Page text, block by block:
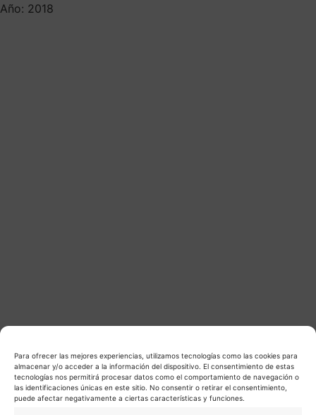
Para ofrecer las mejores experiencias, utilizamos tecnologías como las cookies para
almacenar y/o acceder a la información del dispositivo. El consentimiento de estas
tecnologías nos permitirá procesar datos como el comportamiento de navegación o
las identificaciones únicas en este sitio. No consentir o retirar el consentimiento,
puede afectar negativamente a ciertas características y funciones.
Año: 2018